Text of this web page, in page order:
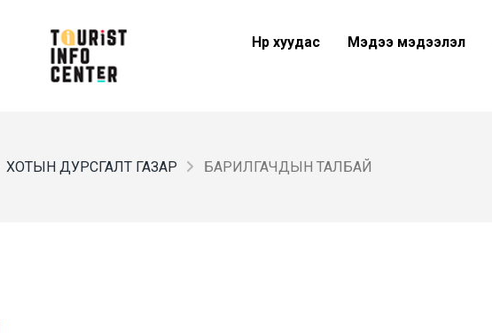
Нүүр хуудас Мэдээ мэдээлэл
ХОТЫН ДУРСГАЛТ ГАЗАР БАРИЛГАЧДЫН ТАЛБАЙ